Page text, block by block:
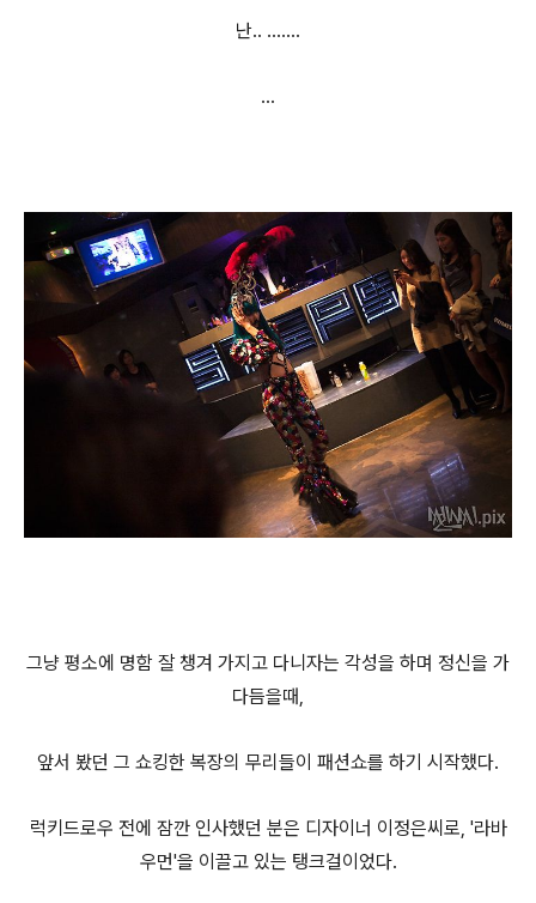
난.. .......
...
그냥 평소에 명함 잘 챙겨 가지고 다니자는 각성을 하며 정신을 가
다듬을때,
앞서 봤던 그 쇼킹한 복장의 무리들이 패션쇼를 하기 시작했다.
럭키드로우 전에 잠깐 인사했던 분은 디자이너 이정은씨로, '라바
우먼'을 이끌고 있는 탱크걸이었다.